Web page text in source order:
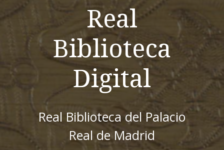
Real
Biblioteca
Digital
Real Biblioteca del Palacio
Real de Madrid